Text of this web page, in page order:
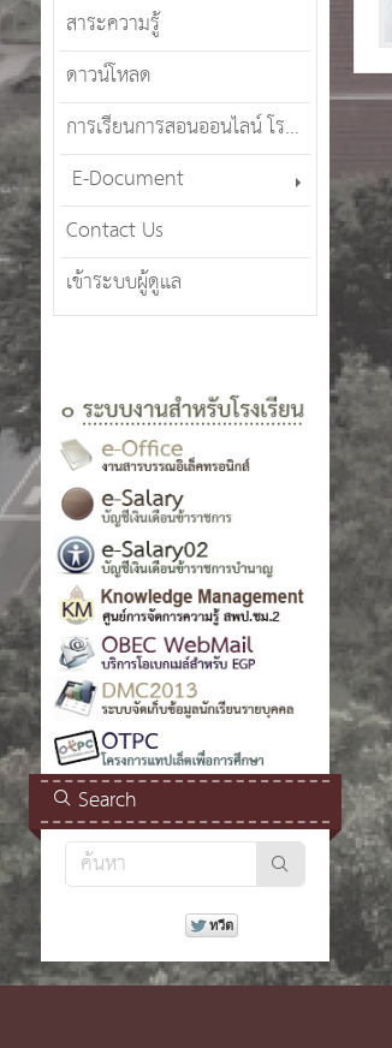
สาระความรู้
ดาวน์โหลด
การเรียนการสอนออนไลน์ โรงเรียนศรีสังวาลย์เชียงใหม่ (SWCMOT)
E-Document
Contact Us
เข้าระบบผู้ดูแล
Search